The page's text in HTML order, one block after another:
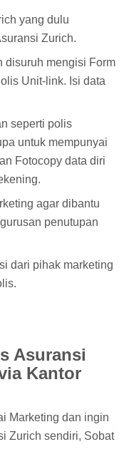
yang dulu
Zurich.
disuruh mengisi Form
Unit-link. Isi data
seperti polis
untuk mempunyai
Fotocopy data diri
agar dibantu
penutupan
dari pihak marketing
Asuransi
Kantor
Marketing dan ingin
Zurich sendiri, Sobat